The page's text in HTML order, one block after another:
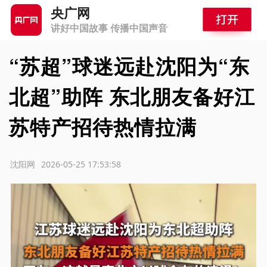
央广网
讲好中国故事 传播中国声音
“苏超”球迷远赴沈阳为“东
北超”助阵 东北朋友备好江
苏特产招待热情拉满
2026-05-25 17:53:58
沈阳网